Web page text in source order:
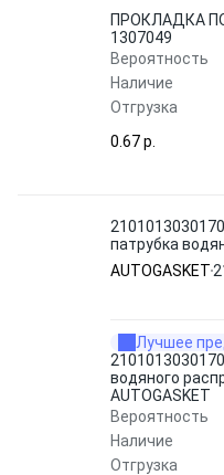
ПРОКЛАДКА
1307049
Вероятность
Наличие
Отгрузка
0.67 p.
патрубка
к блоку
AUTOGASKET
Лучшее
водяного
AUTOGASKET
Вероятность
Наличие
Отгрузка